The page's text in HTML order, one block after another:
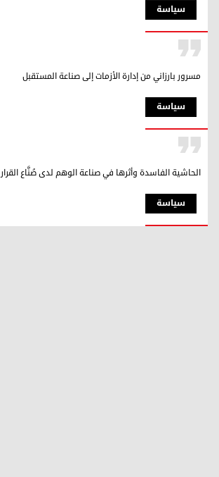
سیاسة
سیاسة
مسرور بارزاني من إدارة الأزمات إلى صناعة المستقبل
سیاسة
الحاشية الفاسدة وأثرها في صناعة الوهم لدى صُنَّاع القرار